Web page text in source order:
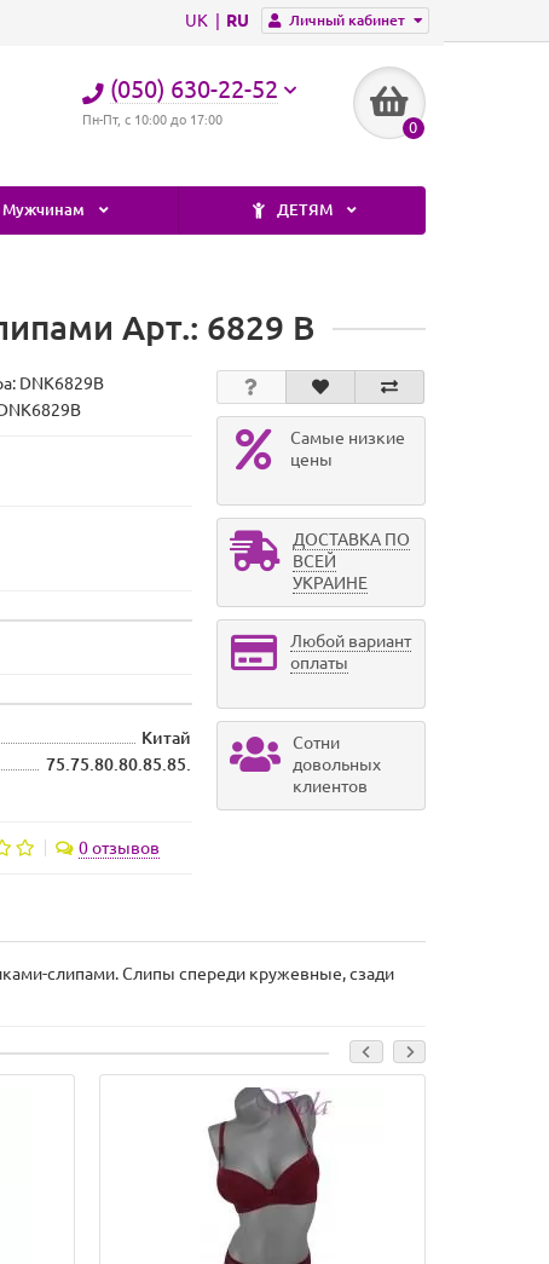
Личный кабинет
UK RU
(050) 630-22-52
Пн-Пт, с 10:00 до 17:00 0
Мужчинам ДЕТЯМ
Арт.: 6829 B
DNK6829B
Китай
75.75.80.80.85.85.
0 отзывов
Самые низкие
цены
ДОСТАВКА ПО
ВСЕЙ
УКРАИНЕ
Любой вариант
оплаты
Сотни
довольных
клиентов
слипами. Слипы спереди кружевные, сзади